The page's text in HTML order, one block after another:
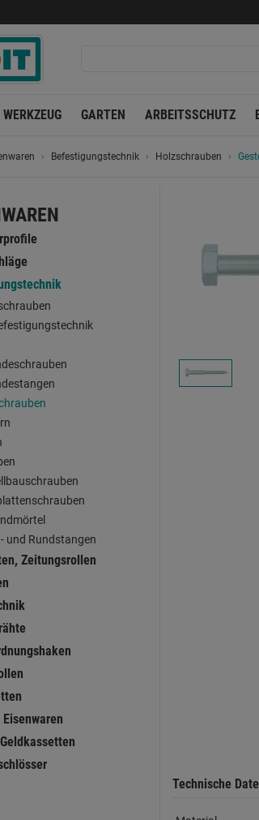
WERKZEUG GARTEN ARBEITSSCHUTZ
Befestigungstechnik Holzschrauben
und Rundstangen
Zeitungsrollen
Technische